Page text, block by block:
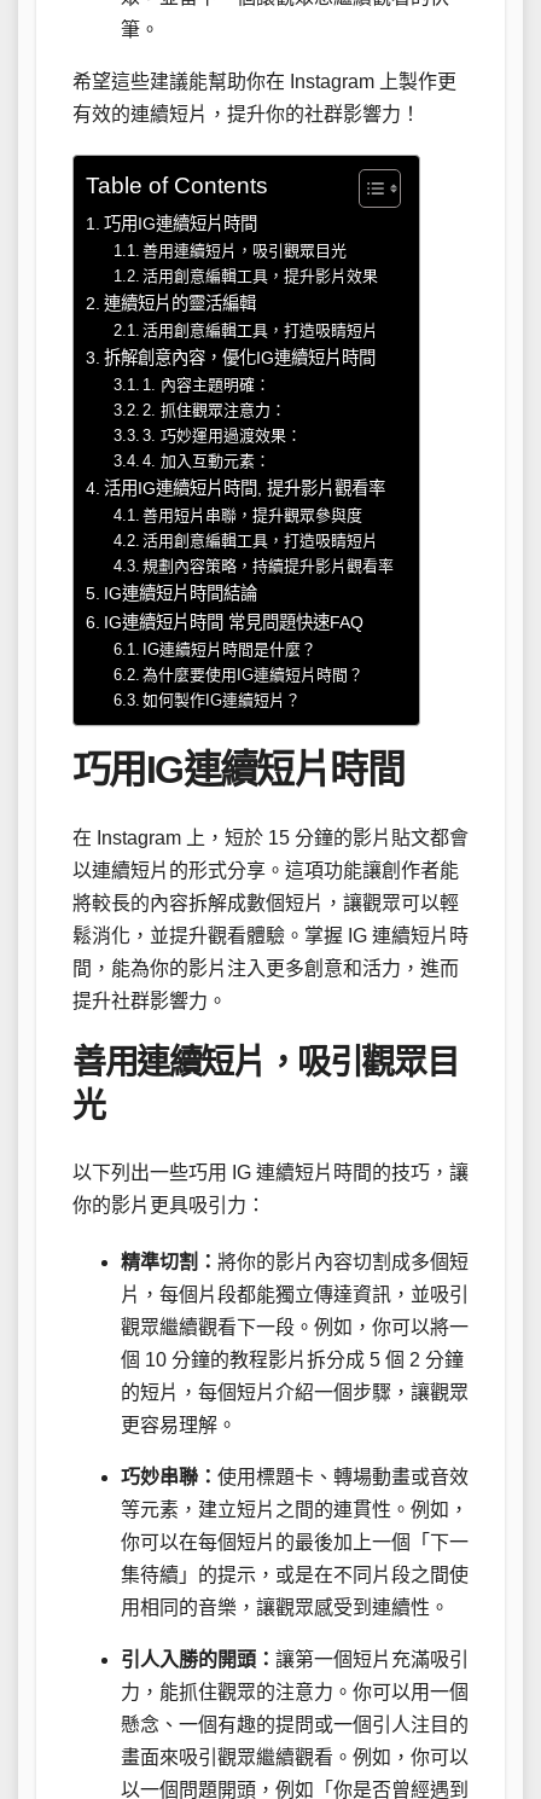
筆。
希望這些建議能幫助你在 Instagram 上製作更
有效的連續短片，提升你的社群影響力！
Table of Contents
巧用IG連續短片時間
善用連續短片，吸引觀眾目光
活用創意編輯工具，提升影片效果
連續短片的靈活編輯
活用創意編輯工具，打造吸睛短片
拆解創意內容，優化IG連續短片時間
1. 內容主題明確：
2. 抓住觀眾注意力：
3. 巧妙運用過渡效果：
4. 加入互動元素：
活用IG連續短片時間, 提升影片觀看率
善用短片串聯，提升觀眾參與度
活用創意編輯工具，打造吸睛短片
規劃內容策略，持續提升影片觀看率
IG連續短片時間結論
IG連續短片時間 常見問題快速FAQ
IG連續短片時間是什麼？
為什麼要使用IG連續短片時間？
如何製作IG連續短片？
巧用IG連續短片時間
在 Instagram 上，短於 15 分鐘的影片貼文都會
以連續短片的形式分享。這項功能讓創作者能
將較長的內容拆解成數個短片，讓觀眾可以輕
鬆消化，並提升觀看體驗。掌握 IG 連續短片時
間，能為你的影片注入更多創意和活力，進而
提升社群影響力。
善用連續短片，吸引觀眾目
光
以下列出一些巧用 IG 連續短片時間的技巧，讓
你的影片更具吸引力：
精準切割： 將你的影片內容切割成多個短
片，每個片段都能獨立傳達資訊，並吸引
觀眾繼續觀看下一段。例如，你可以將一
個 10 分鐘的教程影片拆分成 5 個 2 分鐘
的短片，每個短片介紹一個步驟，讓觀眾
更容易理解。
巧妙串聯： 使用標題卡、轉場動畫或音效
等元素，建立短片之間的連貫性。例如，
你可以在每個短片的最後加上一個「下一
集待續」的提示，或是在不同片段之間使
用相同的音樂，讓觀眾感受到連續性。
引人入勝的開頭： 讓第一個短片充滿吸引
力，能抓住觀眾的注意力。你可以用一個
懸念、一個有趣的提問或一個引人注目的
畫面來吸引觀眾繼續觀看。例如，你可以
以一個問題開頭，例如「你是否曾經遇到